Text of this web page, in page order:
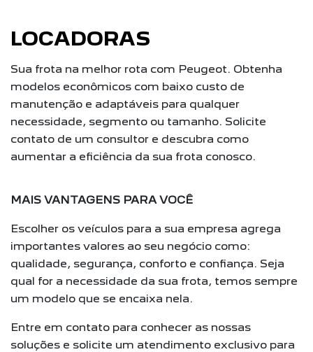
LOCADORAS
Sua frota na melhor rota com Peugeot. Obtenha
modelos econômicos com baixo custo de
manutenção e adaptáveis para qualquer
necessidade, segmento ou tamanho. Solicite
contato de um consultor e descubra como
aumentar a eficiência da sua frota conosco.
MAIS VANTAGENS PARA VOCÊ
Escolher os veículos para a sua empresa agrega
importantes valores ao seu negócio como:
qualidade, segurança, conforto e confiança. Seja
qual for a necessidade da sua frota, temos sempre
um modelo que se encaixa nela.
Entre em contato para conhecer as nossas
soluções e solicite um atendimento exclusivo para